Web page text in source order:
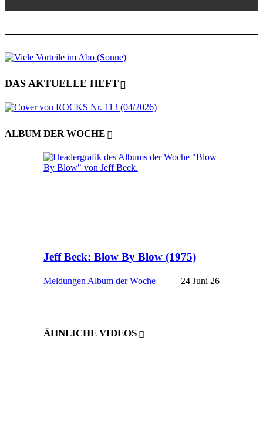
DAS AKTUELLE HEFT
ALBUM DER WOCHE
Jeff Beck: Blow By Blow (1975)
Meldungen Album der Woche 24 Juni 26
ÄHNLICHE VIDEOS